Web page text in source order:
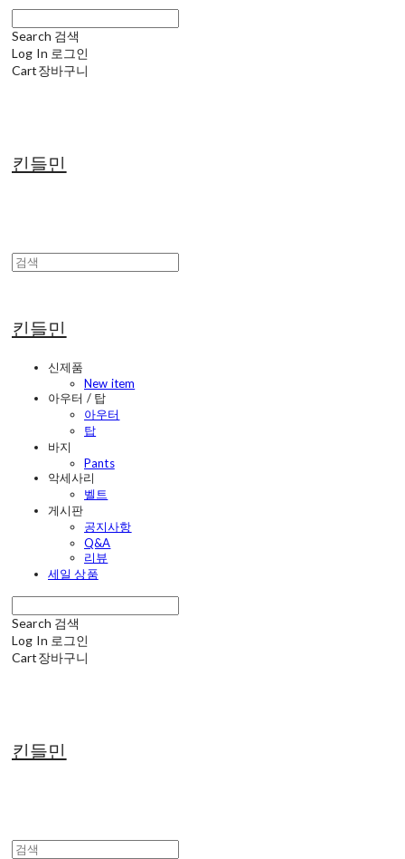
Search 검색
Log In 로그인
Cart장바구니
킨들민
킨들민
신제품
New item
아우터 / 탑
아우터
탑
바지
Pants
악세사리
벨트
게시판
공지사항
Q&A
리뷰
세일 상품
Search 검색
Log In 로그인
Cart장바구니
킨들민